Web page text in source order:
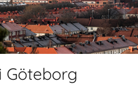
Göteborg